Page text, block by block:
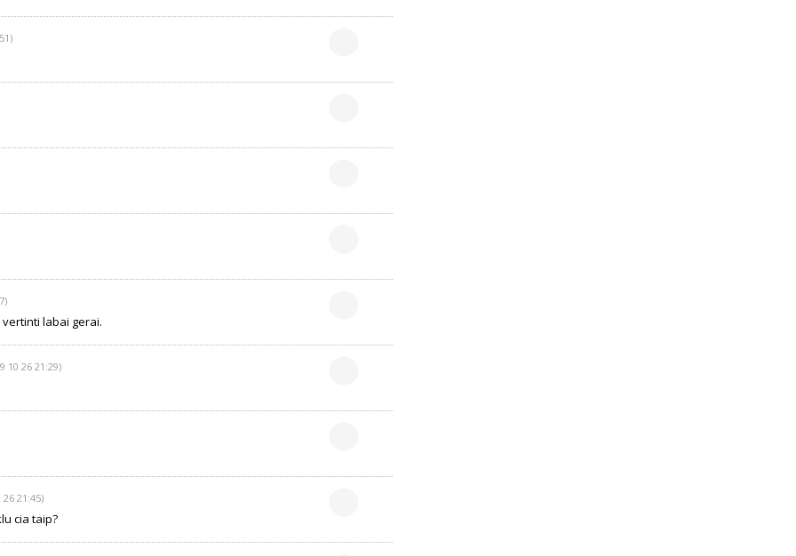
labai gerai.
10 26 21:29)
26 21:45)
cia taip?